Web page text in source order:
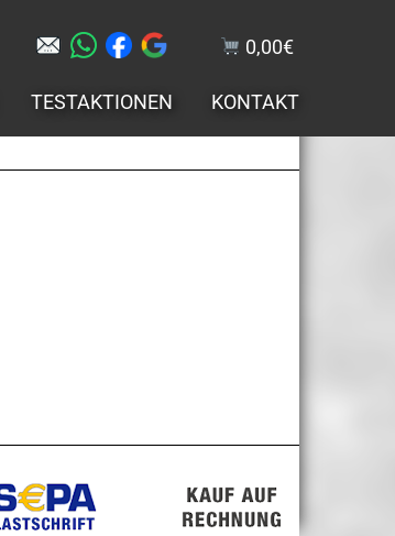
0,00€
TESTAKTIONEN KONTAKT